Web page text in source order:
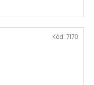
Kód: 7170